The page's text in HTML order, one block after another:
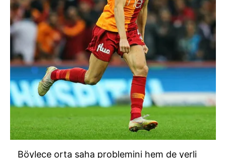
Böylece orta saha problemini hem de yerli